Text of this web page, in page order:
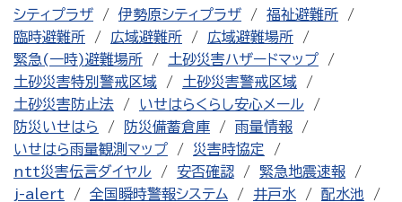
シティプラザ
伊勢原シティプラザ
福祉避難所
臨時避難所
広域避難所
広域避難場所
緊急(一時)避難場所
土砂災害ハザードマップ
土砂災害特別警戒区域
土砂災害警戒区域
土砂災害防止法
いせはらくらし安心メール
防災いせはら
防災備蓄倉庫
雨量情報
いせはら雨量観測マップ
災害時協定
ntt災害伝言ダイヤル
安否確認
緊急地震速報
j-alert
全国瞬時警報システム 井戸水
配水池